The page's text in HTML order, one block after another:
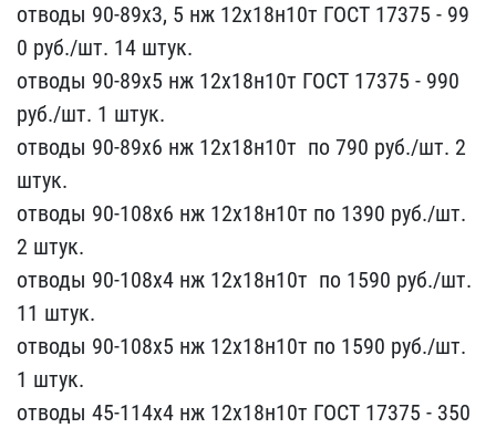
​отводы 90-89х3, 5 нж 12х​18н10т ГОСТ 17375 - 99​
0 руб./шт. 14 штук.
отво​ды 90-89х5 нж 12х18н10т ​ГОСТ 17375 - 990
руб./​шт. 1 штук.
отводы 90-89​х6 нж 12х18н10т ​ по 790 руб./шт. 2
штук​.
отводы 90-108х6 нж 12х​18н10т по 1390 руб​./шт.
2 штук.
отводы 90-​108х4 нж 12х18н10т ​ по 1590 руб./шт.
11 шту​к.
отводы 90-108х5 нж 12​х18н10т по 1590 ру​б./шт.
1 штук.
отводы 45​-114х4 нж 12х18н10т ГОСТ​ 17375 - 350